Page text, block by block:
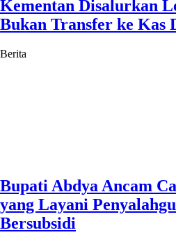
Kementan Disalurkan
Bukan Transfer ke Kas
Berita
Bupati Abdya Ancam
yang Layani
Bersubsidi